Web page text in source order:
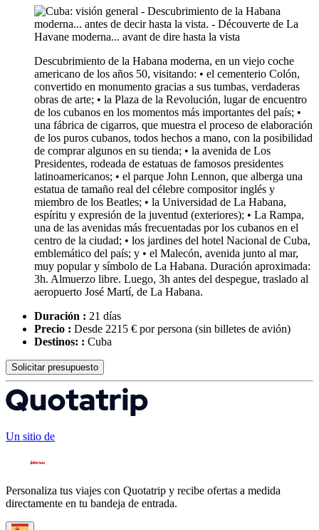
Descubrimiento de la Habana moderna, en un viejo coche
americano de los años 50, visitando: • el cementerio Colón,
convertido en monumento gracias a sus tumbas, verdaderas
obras de arte; • la Plaza de la Revolución, lugar de encuentro
de los cubanos en los momentos más importantes del país; •
una fábrica de cigarros, que muestra el proceso de elaboración
de los puros cubanos, todos hechos a mano, con la posibilidad
de comprar algunos en su tienda; • la avenida de Los
Presidentes, rodeada de estatuas de famosos presidentes
latinoamericanos; • el parque John Lennon, que alberga una
estatua de tamaño real del célebre compositor inglés y
miembro de los Beatles; • la Universidad de La Habana,
espíritu y expresión de la juventud (exteriores); • La Rampa,
una de las avenidas más frecuentadas por los cubanos en el
centro de la ciudad; • los jardines del hotel Nacional de Cuba,
emblemático del país; y • el Malecón, avenida junto al mar,
muy popular y símbolo de La Habana. Duración aproximada:
3h. Almuerzo libre. Luego, 3h antes del despegue, traslado al
aeropuerto José Martí, de La Habana.
Duración : 21 días
Precio : Desde 2215 € por persona (sin billetes de avión)
Destinos: : Cuba
Solicitar presupuesto
Un sitio de
Personaliza tus viajes con Quotatrip y recibe ofertas a medida
directamente en tu bandeja de entrada.